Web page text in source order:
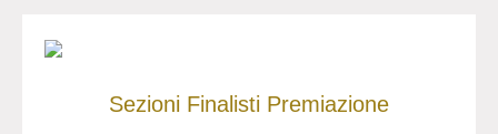
Sezioni Finalisti Premiazione